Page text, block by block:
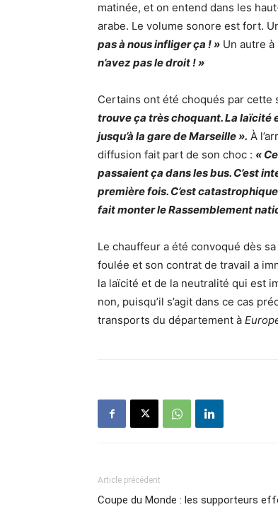
matinée, et on entend dans les
arabe. Le volume sonore est fort.
pas à nous infliger ça ! » Un autre à
n’avez pas le droit ! »
Certains ont été choqués par cette
trouve ça très choquant. La laïcité
jusqu’à la gare de Marseille ». À
diffusion fait part de son choc : «
passaient ça dans les bus. C’est
première fois. C’est
fait monter le Rassemblement
Le chauffeur a été convoqué dès
foulée et son contrat de travail a
la laïcité et de la neutralité qui est
non, puisqu’il s’agit dans ce cas
transports du département à
Article précédent
Coupe du Monde : les supporteurs